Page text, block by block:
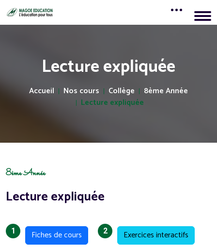
Lecture expliquée
Accueil Nos cours Collège
8ème Année
Lecture expliquée
8ème Année
Lecture expliquée
1 Fiches de cours 2 Exercices interactifs